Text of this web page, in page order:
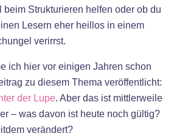
Strukturieren helfen oder ob du
Lesern eher heillos in einem
verirrst.
ich hier vor einigen Jahren schon
zu diesem Thema veröffentlicht:
der Lupe. Aber das ist mittlerweile
– was davon ist heute noch gültig?
verändert?